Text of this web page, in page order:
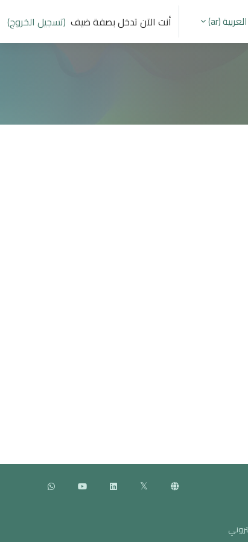
البحث
العربية ‎(ar)‎ أنت الآن تدخل بصفة ضيف (تسجيل الخروج)